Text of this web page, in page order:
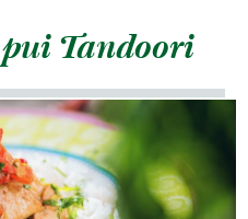
Tandoori